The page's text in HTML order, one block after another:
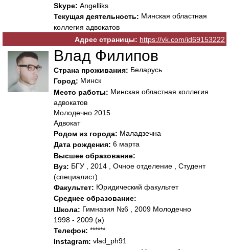
Skype: Angelliks
Текущая деятельность: Минская областная
коллегия адвокатов
Адрес страницы: https://vk.com/id69153222
Влад Филипов
Страна проживания: Беларусь
Город: Минск
Место работы: Минская областная коллегия
адвокатов
Молодечно 2015
Адвокат
Родом из города: Маладзечна
Дата рождения: 6 марта
Высшее образование:
Вуз: БГУ , 2014 , Очное отделение , Студент
(специалист)
Факультет: Юридический факультет
Среднее образование:
Школа: Гимназия №6 , 2009 Молодечно
1998 - 2009 (а)
Телефон: ******
Instagram: vlad_ph91